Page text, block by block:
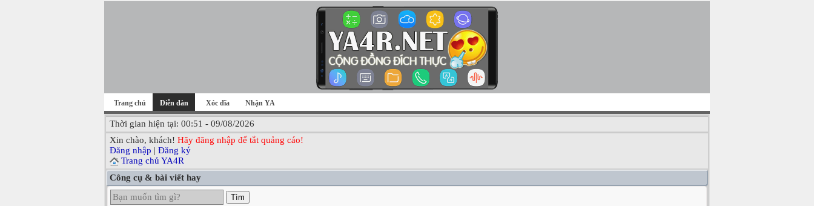
Trang chủ Diễn đàn Xóc đĩa Nhận YA
Thời gian hiện tại: 00:51 - 09/08/2026
Xin chào, khách! Hãy đăng nhập để tắt quảng cáo!
Đăng nhập | Đăng ký
Trang chủ YA4R
Công cụ & bài viết hay
Tìm